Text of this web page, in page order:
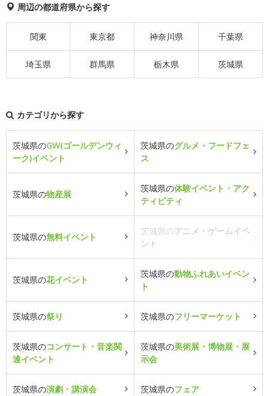
周辺の都道府県から探す
関東 東京都 神奈川県 千葉県
埼玉県 群馬県 栃木県 茨城県
カテゴリから探す
茨城県のGW(ゴールデンウィ
ーク)イベント
茨城県のグルメ・フードフェ
ス
茨城県の物産展
茨城県の体験イベント・アク
ティビティ
茨城県の無料イベント
茨城県のアニメ・ゲームイベ
ント
茨城県の花イベント
茨城県の動物ふれあいイベン
ト
茨城県の祭り 茨城県のフリーマーケット
茨城県のコンサート・音楽関
連イベント
茨城県の美術展・博物展・展
示会
茨城県の演劇・講演会 茨城県のフェア